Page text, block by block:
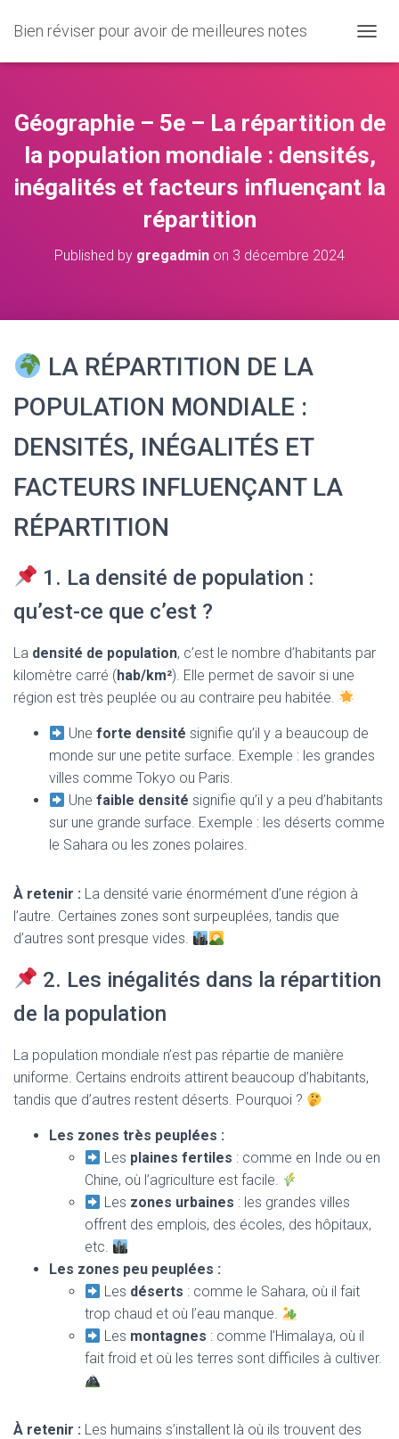
Bien réviser pour avoir de meilleures notes
U
R
F
E
R
Géographie – 5e – La répartition de
la population mondiale : densités,
inégalités et facteurs influençant la
répartition
Published by gregadmin on 3 décembre 2024
LA RÉPARTITION DE LA
POPULATION MONDIALE :
DENSITÉS, INÉGALITÉS ET
FACTEURS INFLUENÇANT LA
RÉPARTITION
1. La densité de population :
qu’est-ce que c’est ?
La densité de population, c’est le nombre d’habitants par
kilomètre carré (hab/km²). Elle permet de savoir si une
région est très peuplée ou au contraire peu habitée.
Uneforte densité signifie qu’il y a beaucoup de
monde sur une petite surface. Exemple : les grandes
villes comme Tokyo ou Paris.
Unefaible densité signifie qu’il y a peu d’habitants
sur une grande surface. Exemple : les déserts comme
le Sahara ou les zones polaires.
À retenir : La densité varie énormément d’une région à
l’autre. Certaines zones sont surpeuplées, tandis que
d’autres sont presque vides.
2. Les inégalités dans la répartition
de la population
La population mondiale n’est pas répartie de manière
uniforme. Certains endroits attirent beaucoup d’habitants,
tandis que d’autres restent déserts. Pourquoi ?
Les zones très peuplées :
Les plaines fertiles : comme en Inde ou en
Chine, où l’agriculture est facile.
Les zones urbaines : les grandes villes
offrent des emplois, des écoles, des hôpitaux,
etc.
Les zones peu peuplées :
Les déserts : comme le Sahara, où il fait
trop chaud et où l’eau manque.
Les montagnes : comme l’Himalaya, où il
fait froid et où les terres sont difficiles à cultiver.
À retenir : Les humains s’installent là où ils trouvent des